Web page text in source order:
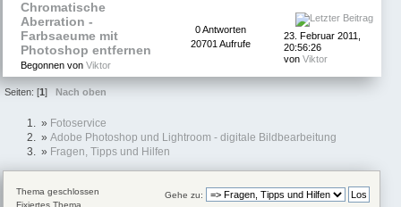
Chromatische
Aberration -
Farbsaeume mit
Photoshop entfernen
Begonnen von Viktor
0 Antworten
20701 Aufrufe
23. Februar 2011,
20:56:26
von Viktor
Seiten: [1] Nach oben
» Fotoservice
» Adobe Photoshop und Lightroom - digitale Bildbearbeitung
» Fragen, Tipps und Hilfen
Gehe zu:
Thema geschlossen
Fixiertes Thema